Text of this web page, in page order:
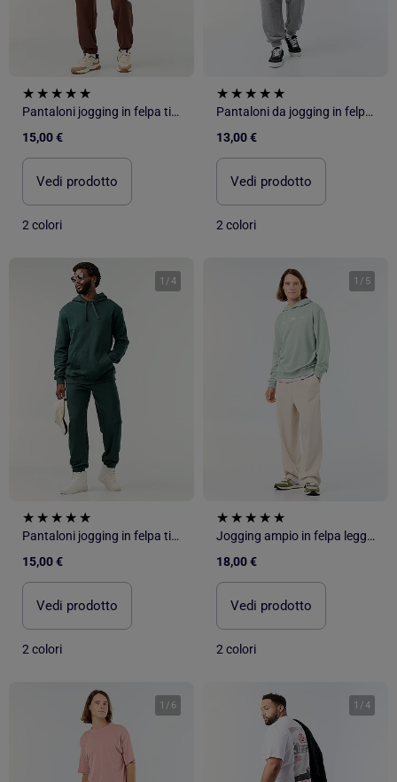
Pantaloni jogging in felpa tinta unita
15,00 €
Vedi prodotto
2 colori
Pantaloni da jogging in felpa garzata
13,00 €
Vedi prodotto
2 colori
1 /4
Pantaloni jogging in felpa tinta unita
15,00 €
Vedi prodotto
2 colori
1 / 5
Jogging ampio in felpa leggera
18,00 €
Vedi prodotto
2 colori
1 / 6 1 /4